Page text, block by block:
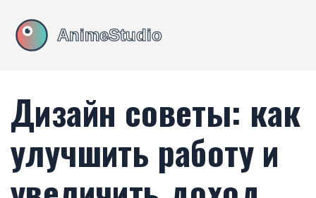
Дизайн советы: как
улучшить работу и